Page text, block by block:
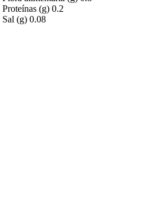
Proteínas (g) 0.2
Sal (g) 0.08